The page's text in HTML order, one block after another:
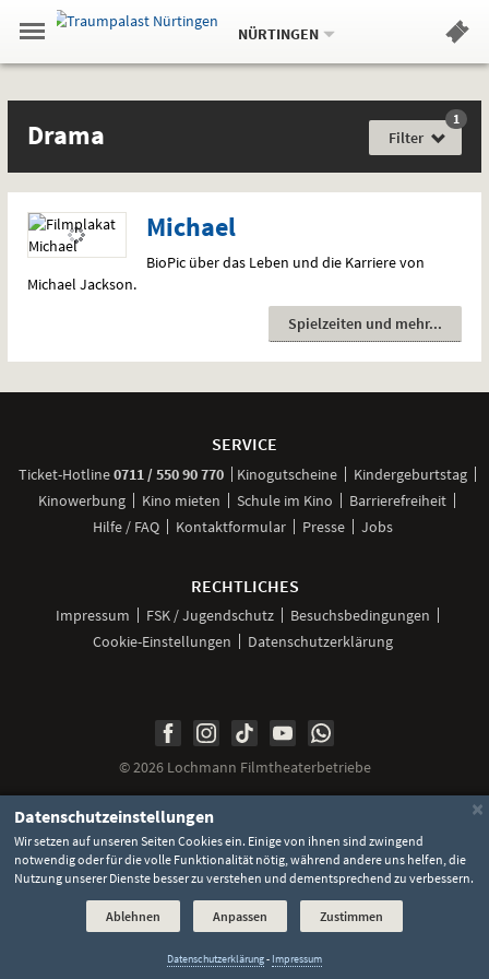
Springe
zum
,zum
.
Navigation
Gehe
zur
Standortauswahl
Standort:
NÜRTINGEN.
Hinweis
Drama
Gefühlslage
Drama Filter
1 Film
Michael
BioPic über das Leben und die Karriere von
Michael Jackson.
Spielzeiten und mehr
SERVICE
Ticket-Hotline0711 / 550 90 770anrufen
Kinogutscheine
Kindergeburtstag
Kinowerbung
Kino mieten Schule im Kino
Barrierefreiheit
Hilfe / FAQ
Kontaktformular Presse Jobs
RECHTLICHES
Impressum FSK / Jugendschutz
Besuchsbedingungen
Cookie-Einstellungen
Datenschutzerklärung
Unsere
Seite
Facebook
Unsere
Seite
Instagram
Unsere
Seite
bei
TikTok
Unser
Kanal
YouTube
Unser
Kanal
bei
WhatsApp
©2026 Lochmann Filmtheaterbetriebe
×
Datenschutzeinstellungen
Wir setzen auf unseren Seiten Cookies ein. Einige von ihnen sind zwingend
notwendig oder für die volle Funktionalität nötig, während andere uns helfen, die
Nutzung unserer Dienste besser zu verstehen und dementsprechend zu verbessern.
Ablehnen Anpassen Zustimmen
Datenschutzerklärung- Impressum